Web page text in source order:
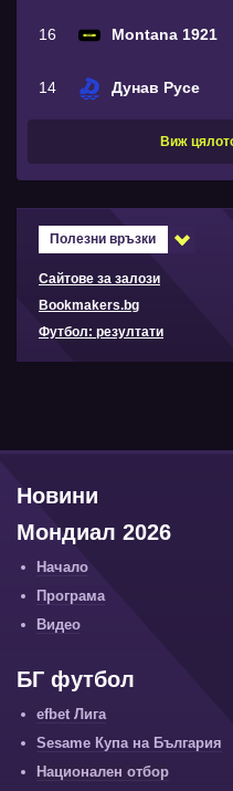
16 Montana 1921
14 Дунав Русе
Виж
Полезни връзки
Сайтове за залози
Bookmakers.bg
Футбол: резултати
Новини
Мондиал 2026
Начало
Програма
Видео
БГ футбол
efbet Лига
Sesame Купа на България
Национален отбор